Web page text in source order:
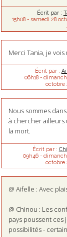
Écrit par :
15h08- samedi 28
Merci Tania, je
Écrit par :
06h18-
octobre
Nous sommes
à chercher ailleurs
la mort.
Écrit par :
09h46-
octobre
@ Aifelle : Avec
@ Chinou : Les
pays poussent
possibilités -